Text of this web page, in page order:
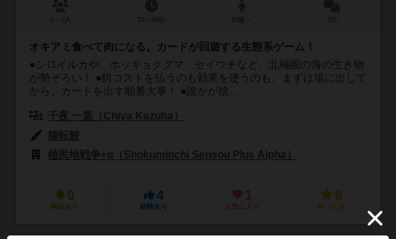
オキアミ食べて肉になる。カードが回遊する生態系ゲーム！
●シロイルカや、ホッキョクグマ、セイウチなど、北極圏の海の生き物
が勢ぞろい！ ●餌コストを払うのも効果を使うのも、まずは場に出して
から。カードを出す順番大事！ ●誰かが捨...
千夜 一葉（Chiya Kazuha）
猫転餅
植民地戦争+α（Shokuminchi Sensou Plus Alpha）
0
興味あり
4
経験あり
1
お気に入り
6
持ってる